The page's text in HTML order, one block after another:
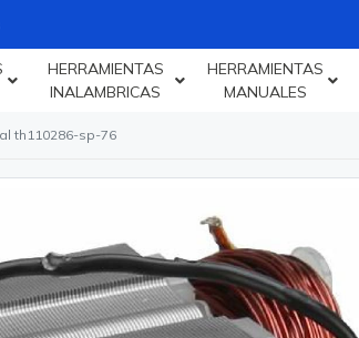
HERRAMIENTAS
INALAMBRICAS
HERRAMIENTAS
MANUALES
th110286-sp-76